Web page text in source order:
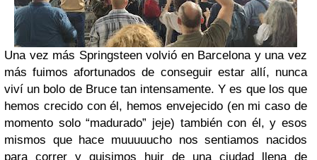
Una vez más Springsteen volvió en Barcelona y una vez
más fuimos afortunados de conseguir estar allí, nunca
viví un bolo de Bruce tan intensamente. Y es que los que
hemos crecido con él, hemos envejecido (en mi caso de
momento solo “madurado” jeje) también con él, y esos
mismos que hace muuuuucho nos sentiamos nacidos
para correr y quisimos huir de una ciudad llena de